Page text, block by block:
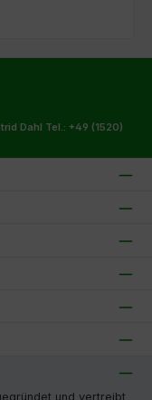
Dahl Tel.: +49 (1520)
und vertreibt